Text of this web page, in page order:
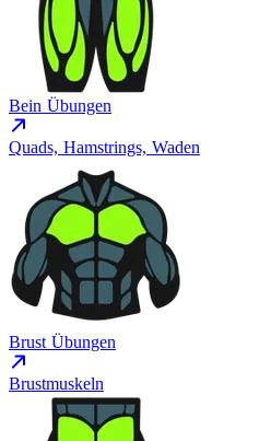
Bein Übungen
Quads, Hamstrings, Waden
Brust Übungen
Brustmuskeln